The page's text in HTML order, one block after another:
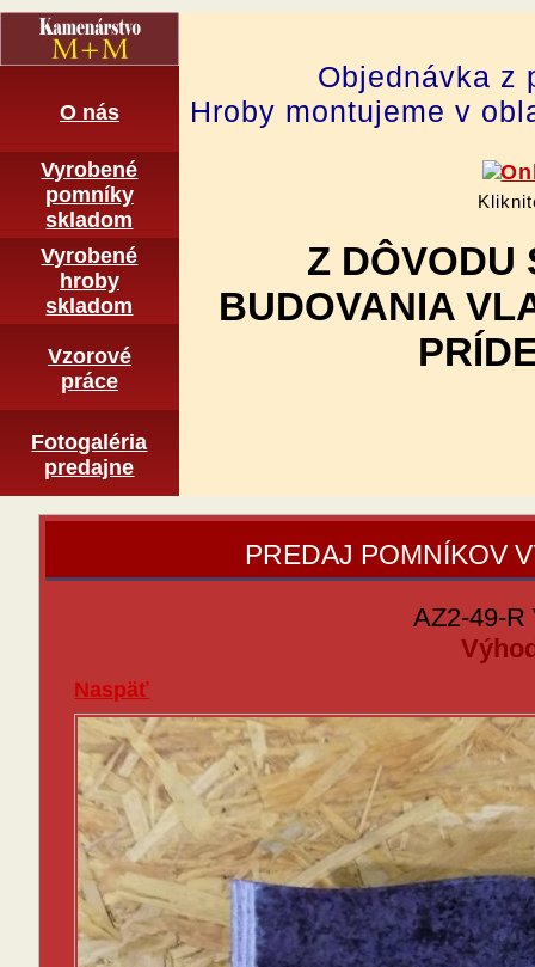
O nás
Vyrobené
pomní­ky
skladom
Vyrobené
hroby
skladom
Vzorové
práce
Fotogaléria
predajne
Objednávka z
Hroby montujeme v
Z DÔVODU
BUDOVANIA
PREDAJ POMNÍKOV
AZ2-49-R
Naspäť